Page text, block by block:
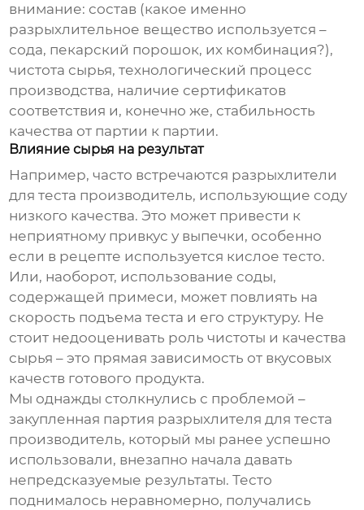
внимание: состав (какое именно
разрыхлительное вещество используется –
сода, пекарский порошок, их комбинация?),
чистота сырья, технологический процесс
производства, наличие сертификатов
соответствия и, конечно же, стабильность
качества от партии к партии.
Влияние сырья на результат
Например, часто встречаются разрыхлители
для теста производитель, использующие соду
низкого качества. Это может привести к
неприятному привкус у выпечки, особенно
если в рецепте используется кислое тесто.
Или, наоборот, использование соды,
содержащей примеси, может повлиять на
скорость подъема теста и его структуру. Не
стоит недооценивать роль чистоты и качества
сырья – это прямая зависимость от вкусовых
качеств готового продукта.
Мы однажды столкнулись с проблемой –
закупленная партия разрыхлителя для теста
производитель, который мы ранее успешно
использовали, внезапно начала давать
непредсказуемые результаты. Тесто
поднималось неравномерно, получались